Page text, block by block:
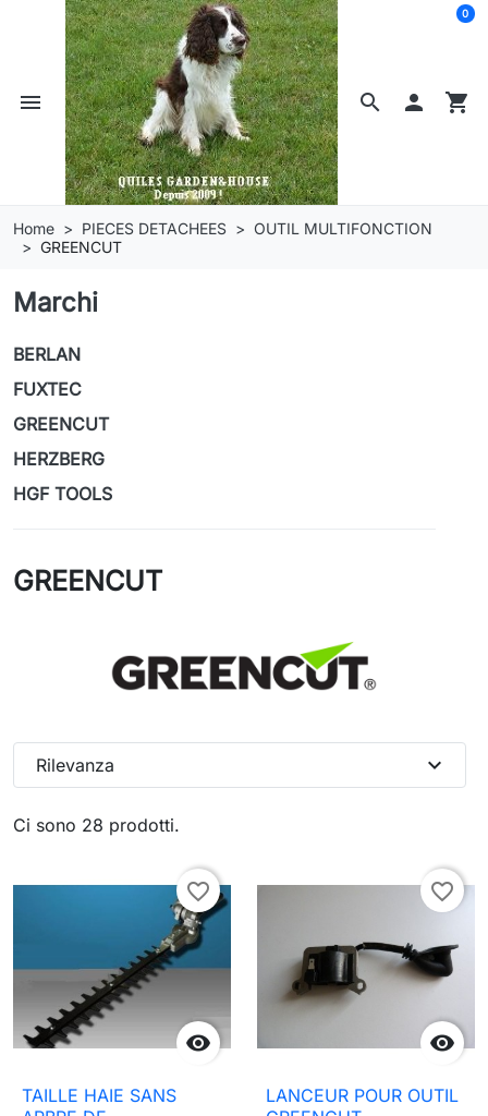
search
menu  shopping_cart
0
Home PIECES DETACHEES
OUTIL MULTIFONCTION
GREENCUT
Marchi
BERLAN
FUXTEC
GREENCUT
HERZBERG
HGF TOOLS
GREENCUT
Ci sono 28 prodotti.
Rilevanza expand_more

favorite_border
TAILLE HAIE SANS

favorite_border
LANCEUR POUR OUTIL